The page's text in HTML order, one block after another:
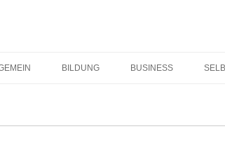
BILDUNG BUSINESS